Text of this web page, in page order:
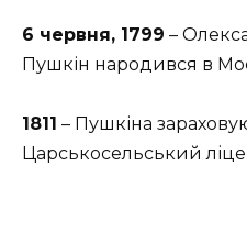
6 червня, 1799 –
Пушкін народився в
1811 – Пушкіна
Царськосельський